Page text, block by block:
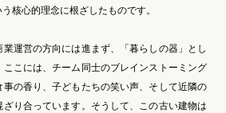
核心的理念に根ざしたものです。
運営の方向には進まず、「暮らしの器」とし
こには、チーム同士のブレインストーミング
の香り、子どもたちの笑い声、そして近隣の
り合っています。そうして、この古い建物は